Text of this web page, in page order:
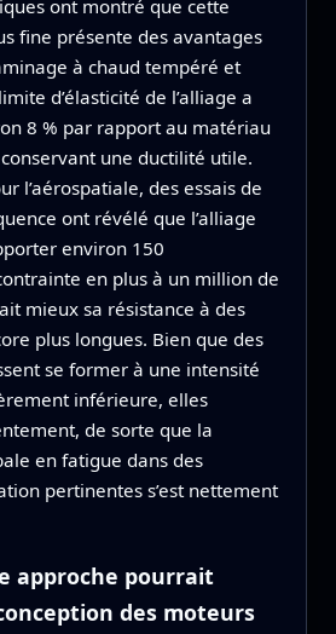
ont montré que cette
fine présente des avantages
à chaud tempéré et
d’élasticité de l’alliage a
8 % par rapport au matériau
une ductilité utile.
l’aérospatiale, des essais de
ont révélé que l’alliage
environ 150
en plus à un million de
mieux sa résistance à des
plus longues. Bien que des
se former à une intensité
inférieure, elles
de sorte que la
en fatigue dans des
pertinentes s’est nettement
approche pourrait
des moteurs